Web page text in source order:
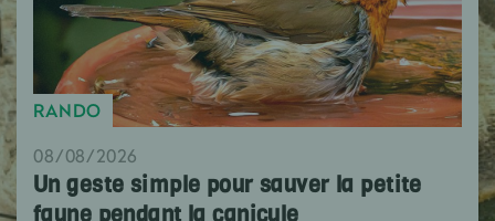
RANDO
08/08/2026
Un geste simple pour sauver la petite
faune pendant la canicule